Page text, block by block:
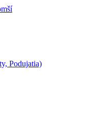
Podujatia)